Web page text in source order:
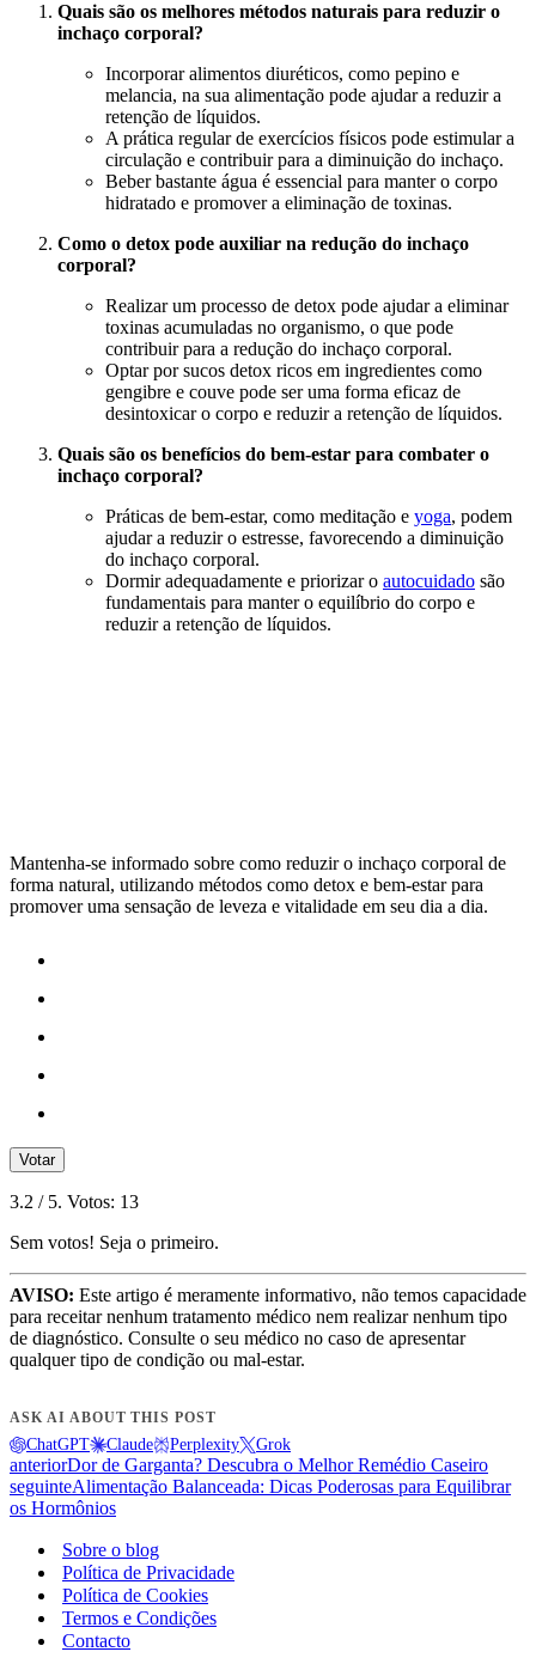
Quais são os melhores métodos naturais para reduzir o
inchaço corporal?
Incorporar alimentos diuréticos, como pepino e
melancia, na sua alimentação pode ajudar a reduzir a
retenção de líquidos.
A prática regular de exercícios físicos pode estimular a
circulação e contribuir para a diminuição do inchaço.
Beber bastante água é essencial para manter o corpo
hidratado e promover a eliminação de toxinas.
Como o detox pode auxiliar na redução do inchaço
corporal?
Realizar um processo de detox pode ajudar a eliminar
toxinas acumuladas no organismo, o que pode
contribuir para a redução do inchaço corporal.
Optar por sucos detox ricos em ingredientes como
gengibre e couve pode ser uma forma eficaz de
desintoxicar o corpo e reduzir a retenção de líquidos.
Quais são os benefícios do bem-estar para combater o
inchaço corporal?
Práticas de bem-estar, como meditação e yoga, podem
ajudar a reduzir o estresse, favorecendo a diminuição
do inchaço corporal.
Dormir adequadamente e priorizar o autocuidado são
fundamentais para manter o equilíbrio do corpo e
reduzir a retenção de líquidos.
Mantenha-se informado sobre como reduzir o inchaço corporal de
forma natural, utilizando métodos como detox e bem-estar para
promover uma sensação de leveza e vitalidade em seu dia a dia.
Votar
3.2 / 5. Votos: 13
Sem votos! Seja o primeiro.
AVISO: Este artigo é meramente informativo, não temos capacidade
para receitar nenhum tratamento médico nem realizar nenhum tipo
de diagnóstico. Consulte o seu médico no caso de apresentar
qualquer tipo de condição ou mal-estar.
ASK AI ABOUT THIS POST
ChatGPT Claude Perplexity Grok
anteriorDor de Garganta? Descubra o Melhor Remédio Caseiro
seguinteAlimentação Balanceada: Dicas Poderosas para Equilibrar
os Hormônios
Sobre o blog
Política de Privacidade
Política de Cookies
Termos e Condições
Contacto